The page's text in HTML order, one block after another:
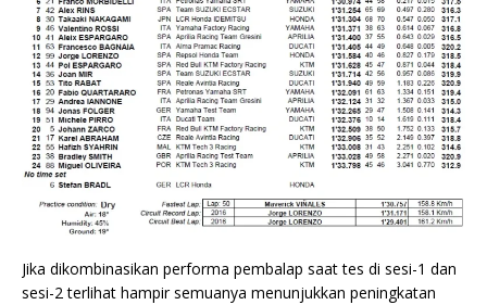
Jika dikombinasikan performa pembalap saat tes di sesi-1 dan
sesi-2 terlihat hampir semuanya menunjukkan peningkatan